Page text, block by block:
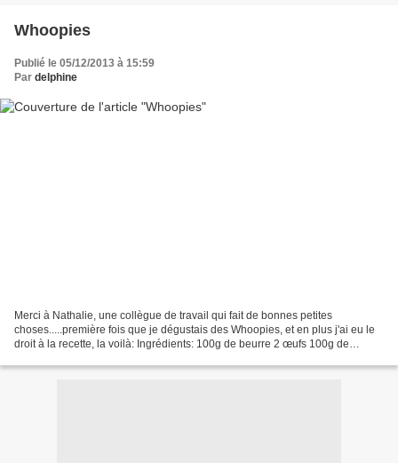
Whoopies
Publié le 05/12/2013 à 15:59
Par delphine
Merci à Nathalie, une collègue de travail qui fait de bonnes petites
choses.....première fois que je dégustais des Whoopies, et en plus j'ai eu le
droit à la recette, la voilà: Ingrédients: 100g de beurre 2 œufs 100g de